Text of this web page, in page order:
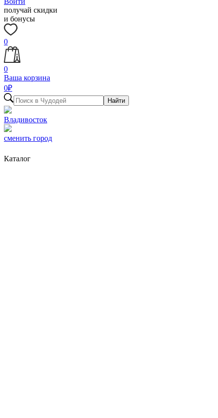
получай скидки
и бонусы
0
0
Ваша корзина
0₽
Найти
Владивосток
сменить город
Каталог